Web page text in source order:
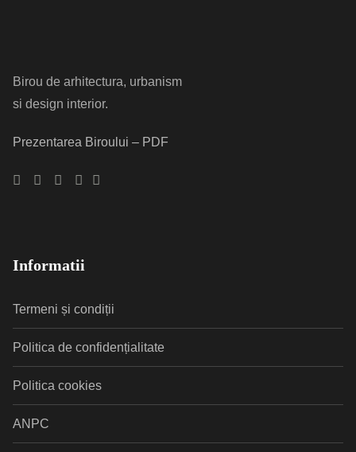
Birou de arhitectura, urbanism
si design interior.
Prezentarea Biroului – PDF
Informatii
Termeni și condiții
Politica de confidențialitate
Politica cookies
ANPC